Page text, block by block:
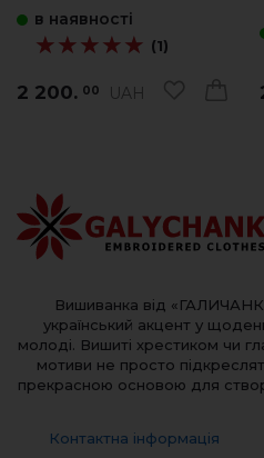
в наявності
★★★★★
★★★★★ (1)
2 200. 00 UAH
Вишиванка від
український акцент у
молоді. Вишиті хрестиком чи
мотиви не просто
прекрасною основою для
Контактна інформація